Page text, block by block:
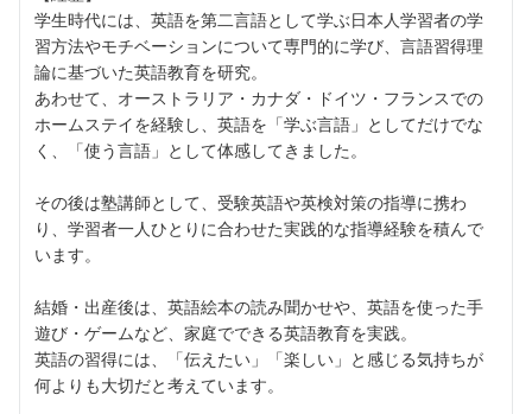
学生時代には、英語を第二言語として学ぶ日本人学習者の学
習方法やモチベーションについて専門的に学び、言語習得理
論に基づいた英語教育を研究。
あわせて、オーストラリア・カナダ・ドイツ・フランスでの
ホームステイを経験し、英語を「学ぶ言語」としてだけでな
く、「使う言語」として体感してきました。
その後は塾講師として、受験英語や英検対策の指導に携わ
り、学習者一人ひとりに合わせた実践的な指導経験を積んで
います。
結婚・出産後は、英語絵本の読み聞かせや、英語を使った手
遊び・ゲームなど、家庭でできる英語教育を実践。
英語の習得には、「伝えたい」「楽しい」と感じる気持ちが
何よりも大切だと考えています。